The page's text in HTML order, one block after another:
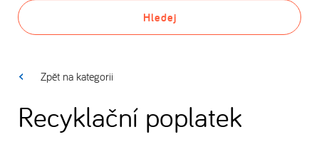
Hledej
Zpět na kategorii
Recyklační poplatek